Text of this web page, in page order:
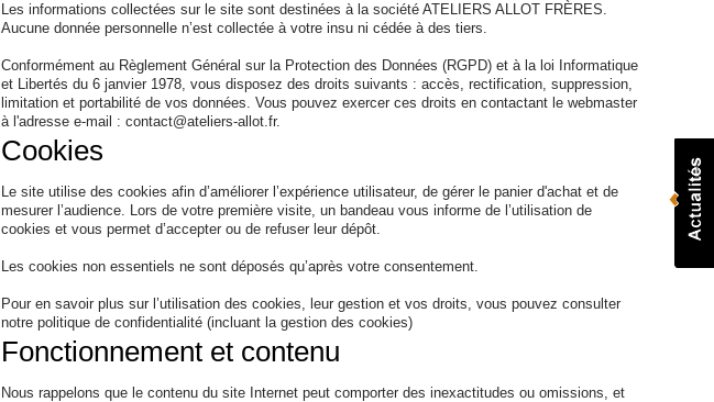
Les informations collectées sur le site sont destinées à la société ATELIERS ALLOT FRÈRES.
Aucune donnée personnelle n’est collectée à votre insu ni cédée à des tiers.
Conformément au Règlement Général sur la Protection des Données (RGPD) et à la loi Informatique
et Libertés du 6 janvier 1978, vous disposez des droits suivants : accès, rectification, suppression,
limitation et portabilité de vos données. Vous pouvez exercer ces droits en contactant le webmaster
à l'adresse e-mail : contact@ateliers-allot.fr.
Cookies
Le site utilise des cookies afin d’améliorer l’expérience utilisateur, de gérer le panier d'achat et de
mesurer l’audience. Lors de votre première visite, un bandeau vous informe de l’utilisation de
cookies et vous permet d’accepter ou de refuser leur dépôt.
Les cookies non essentiels ne sont déposés qu’après votre consentement.
Pour en savoir plus sur l’utilisation des cookies, leur gestion et vos droits, vous pouvez consulter
notre politique de confidentialité (incluant la gestion des cookies)
Fonctionnement et contenu
Nous rappelons que le contenu du site Internet peut comporter des inexactitudes ou omissions, et